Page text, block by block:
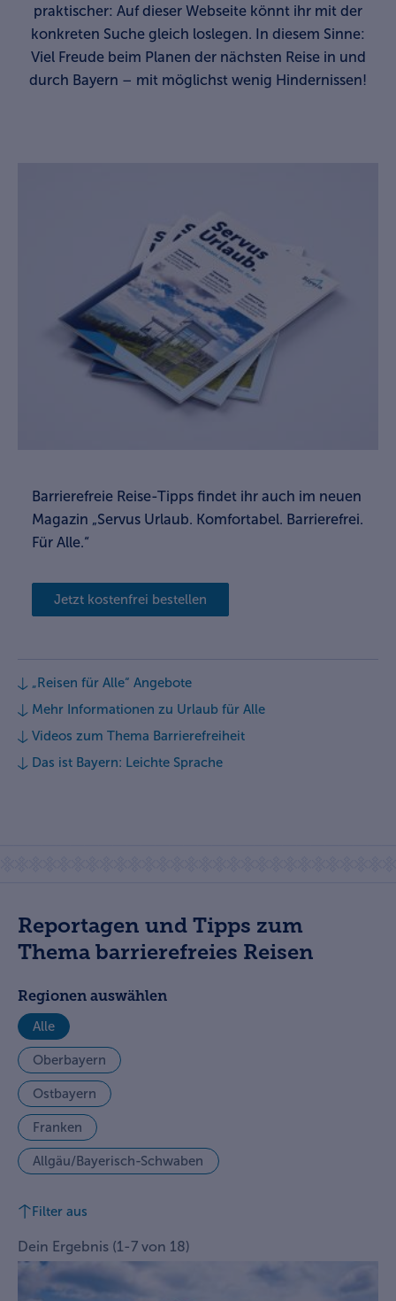
praktischer: Auf dieser Webseite könnt ihr mit der
konkreten Suche gleich loslegen. In diesem Sinne:
Viel Freude beim Planen der nächsten Reise in und
durch Bayern – mit möglichst wenig Hindernissen!
Barrierefreie Reise-Tipps findet ihr auch im neuen
Magazin „Servus Urlaub. Komfortabel. Barrierefrei.
Für Alle.“
Jetzt kostenfrei bestellen
„Reisen für Alle“ Angebote
Mehr Informationen zu Urlaub für Alle
Videos zum Thema Barrierefreiheit
Das ist Bayern: Leichte Sprache
Reportagen und Tipps zum
Thema barrierefreies Reisen
Regionen auswählen
Alle
Oberbayern
Ostbayern
Franken
Allgäu/Bayerisch-Schwaben
Filter aus
Dein Ergebnis (1-7 von 18)